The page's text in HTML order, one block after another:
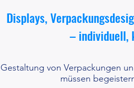
Displays,
– individuell,
von Verpackungen
müssen